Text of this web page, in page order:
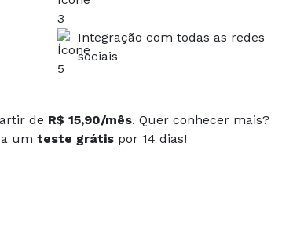
Integração com todas as redes
sociais
de R$ 15,90/mês. Quer conhecer mais?
um teste grátis por 14 dias!